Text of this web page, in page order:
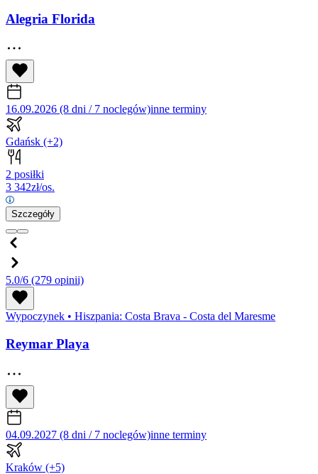
Alegria Florida
16.09.2026 (8 dni / 7 noclegów)inne terminy
Gdańsk (+2)
2 posiłki
3 342zł/os.
Szczegóły
5.0/6 (279 opinii)
Wypoczynek • Hiszpania: Costa Brava - Costa del Maresme
Reymar Playa
04.09.2027 (8 dni / 7 noclegów)inne terminy
Kraków (+5)